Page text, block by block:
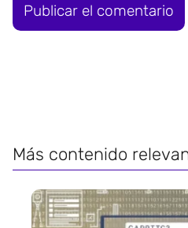
Más contenido